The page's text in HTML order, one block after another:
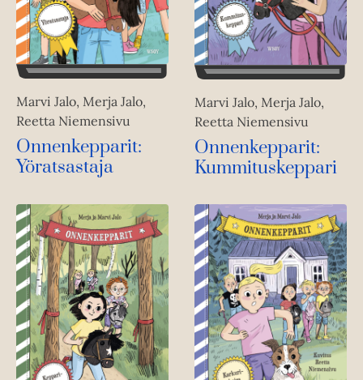
Marvi Jalo, Merja Jalo,
Reetta Niemensivu
Onnenkepparit:
Yöratsastaja
Marvi Jalo, Merja Jalo,
Reetta Niemensivu
Onnenkepparit:
Kummituskeppari